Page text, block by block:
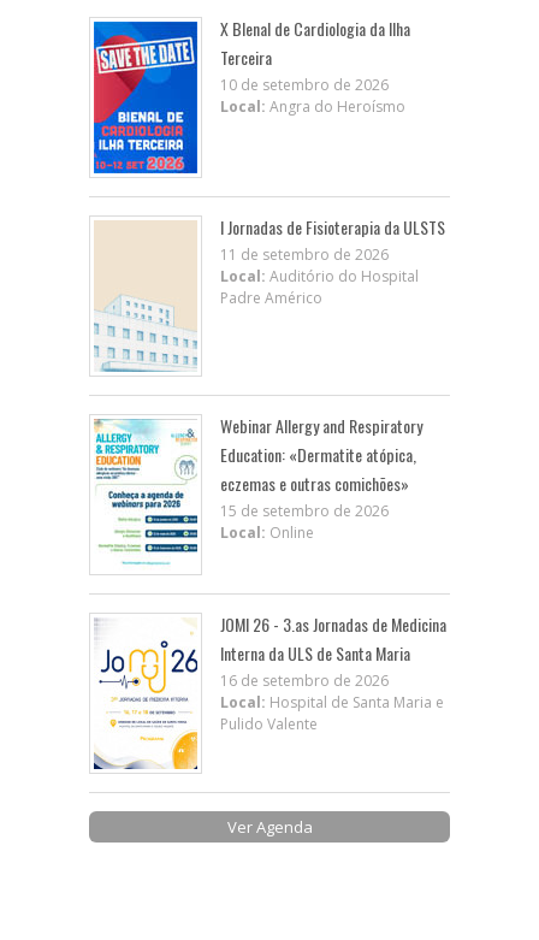
X BIenal de Cardiologia da Ilha
Terceira
10 de setembro de 2026
Local: Angra do Heroísmo
I Jornadas de Fisioterapia da ULSTS
11 de setembro de 2026
Local: Auditório do Hospital
Padre Américo
Webinar Allergy and Respiratory
Education: «Dermatite atópica,
eczemas e outras comichões»
15 de setembro de 2026
Local: Online
JOMI 26 - 3.as Jornadas de Medicina
Interna da ULS de Santa Maria
16 de setembro de 2026
Local: Hospital de Santa Maria e
Pulido Valente
Ver Agenda